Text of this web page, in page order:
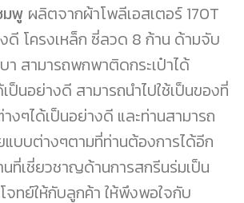
พู ผลิตจากผ้าโพลีเอสเตอร์ 170T
ดี โครงเหล็ก ซี่ลวด 8 ก้าน ด้ามจับ
า สามารถพกพาติดกระเป๋าได้
นอย่างดี สามารถนำไปใช้เป็นของที่
งๆได้เป็นอย่างดี และท่านสามารถ
บบต่างๆตามที่ท่านต้องการได้อีก
นที่เชี่ยวชาญด้านการสกรีนร่มเป็น
ทย์ให้กับลูกค้า ให้พึงพอใจกับ